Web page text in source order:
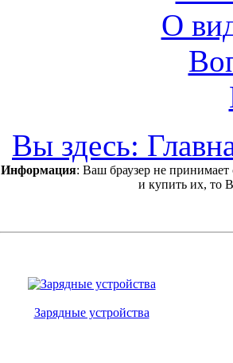
О
Вы здесь:
Информация: Ваш браузер не
и купить их, то
Зарядные устройства